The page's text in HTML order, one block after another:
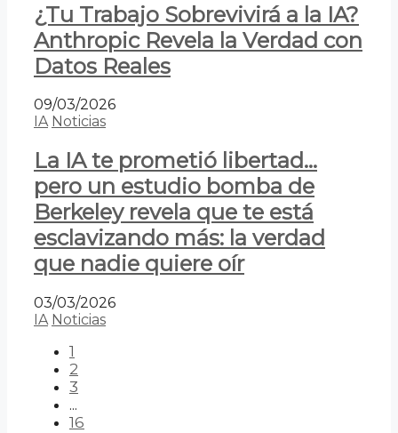
¿Tu Trabajo Sobrevivirá a la IA?
Anthropic Revela la Verdad con
Datos Reales
09/03/2026
IA Noticias
La IA te prometió libertad…
pero un estudio bomba de
Berkeley revela que te está
esclavizando más: la verdad
que nadie quiere oír
03/03/2026
IA Noticias
1
2
3
...
16